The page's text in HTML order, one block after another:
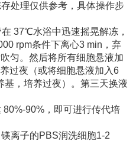
处理仅供参考，具体操作步
37℃水浴中迅速摇晃解冻，
rpm条件下离心3 min，弃
匀。然后将所有细胞悬液加
过夜（或将细胞悬液加入6
基，培养过夜）。第三天换液
90%，即可进行传代培
离子的PBS润洗细胞1-2